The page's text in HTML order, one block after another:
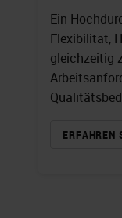
Ein
Flexibilität,
gleichzeitig
ERFAHREN